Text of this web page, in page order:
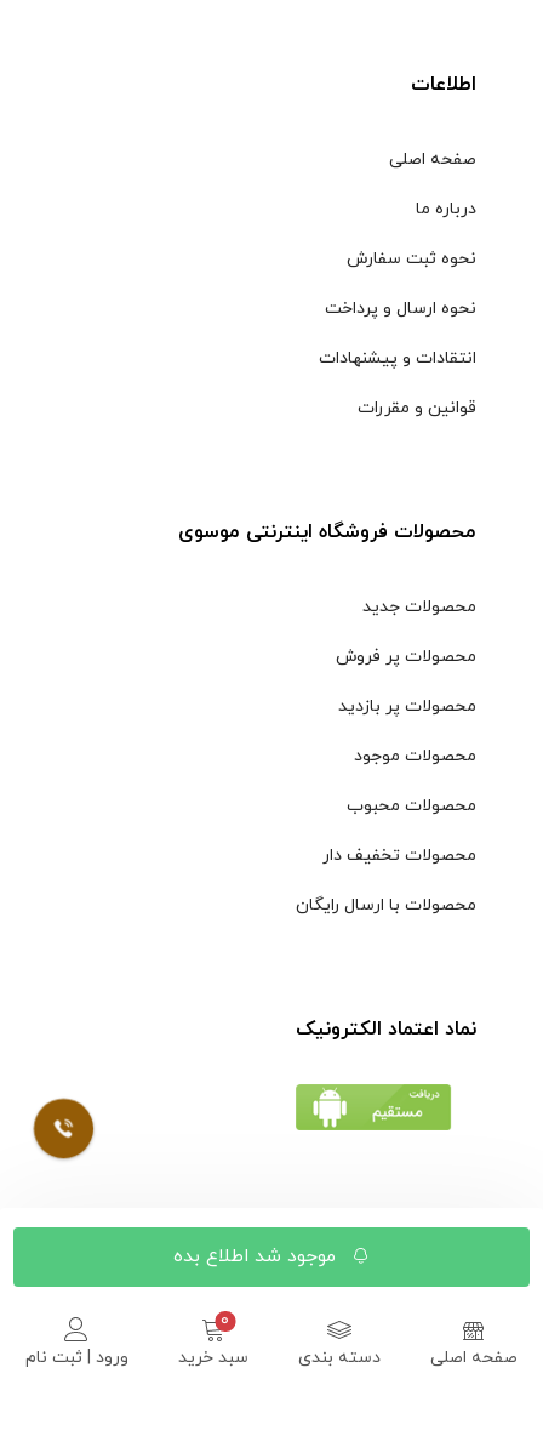
صفحه اصلی دسته بندی سبد خرید ورود | ثبت نام
اطلاعات
صفحه اصلی
درباره ما
نحوه ثبت سفارش
نحوه ارسال و پرداخت
انتقادات و پیشنهادات
قوانین و مقررات
محصولات فروشگاه اینترنتی موسوی
محصولات جدید
محصولات پر فروش
محصولات پر بازدید
محصولات موجود
محصولات محبوب
محصولات تخفیف دار
محصولات با ارسال رایگان
نماد اعتماد الکترونیک
© کلیه حقوق مادی و معنوی محتویات سایت فروشگاه اینترنتی
موسوی محفوظ است |طراحی شده توسط ایلیاسیستم